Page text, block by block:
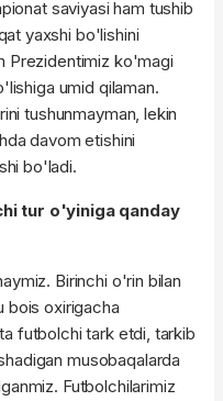
saviyasi ham tushib
yaxshi bo'lishini
Prezidentimiz ko'magi
umid qilaman.
tushunmayman, lekin
davom etishini
bo'ladi.
tur o'yiniga qanday
Birinchi o'rin bilan
bois oxirigacha
futbolchi tark etdi, tarkib
musobaqalarda
Futbolchilarimiz